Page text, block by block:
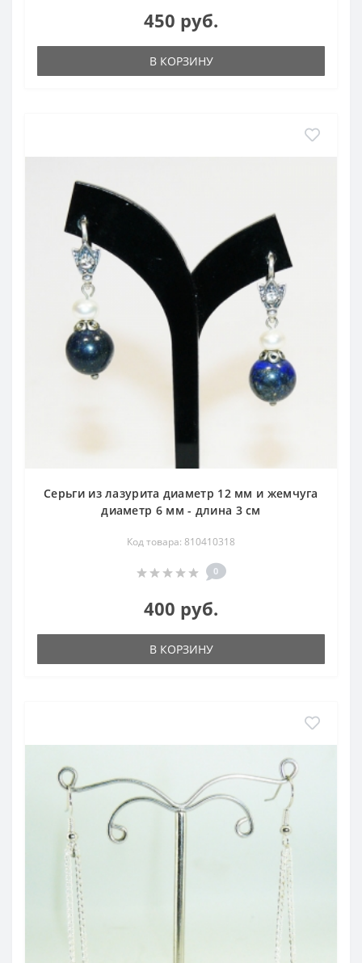
450 руб.
В КОРЗИНУ
Серьги из лазурита диаметр 12 мм и жемчуга
диаметр 6 мм - длина 3 см
Код товара: 810410318
0
400 руб.
В КОРЗИНУ